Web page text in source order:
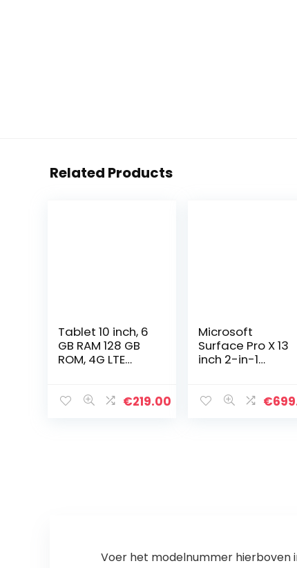
Related Products
Tablet 10 inch, 6
GB RAM 128 GB
ROM, 4G LTE
Tablet PC, T618
€219.00
Microsoft
Surface Pro X 13
inch 2-in-1
LTE – Zwart €
Voer het modelnummer hierboven